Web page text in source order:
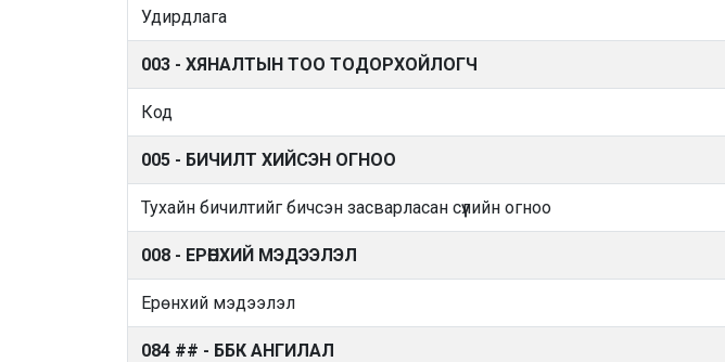
Удирдлага
003 - ХЯНАЛТЫН ТОО ТОДОРХОЙЛОГЧ
Код
005 - БИЧИЛТ ХИЙСЭН ОГНОО
Тухайн бичилтийг бичсэн засварласан сүүлийн огноо
008 - ЕРӨНХИЙ МЭДЭЭЛЭЛ
Ерөнхий мэдээлэл
084 ## - ББК АНГИЛАЛ